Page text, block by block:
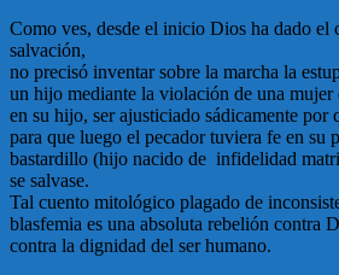
Como ves, desde el inicio Dios ha dado el
salvación,
no precisó inventar sobre la marcha la
un hijo mediante la violación de una mujer
en su hijo, ser ajusticiado sádicamente por
para que luego el pecador tuviera fe en su
bastardillo (hijo nacido de infidelidad
se salvase.
Tal cuento mitológico plagado de
blasfemia es una absoluta rebelión contra
contra la dignidad del ser humano.